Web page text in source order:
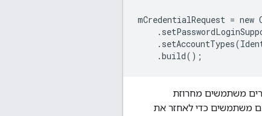
mCredentialRequest =
משתמשים מחרוזת
משתמשים כדי לאחזר את